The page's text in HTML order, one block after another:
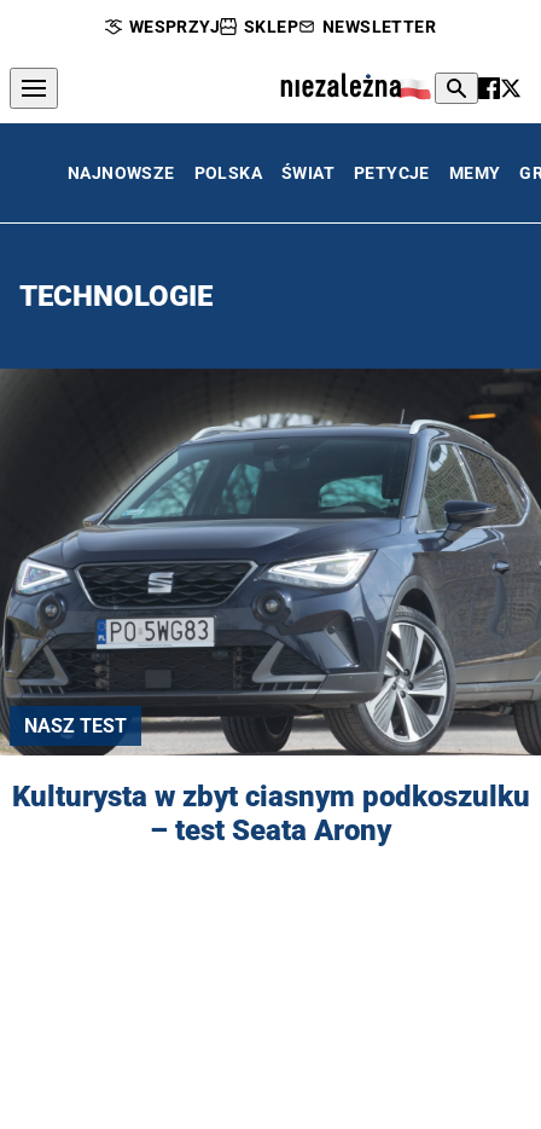
WESPRZYJ SKLEP NEWSLETTER
NAJNOWSZE POLSKA ŚWIAT PETYCJE MEMY
TECHNOLOGIE
NASZ TEST
Kulturysta w zbyt ciasnym podkoszulku
– test Seata Arony